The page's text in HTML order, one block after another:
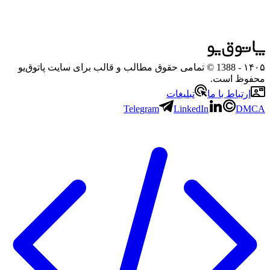
۱۴۰۵
- 1388 © تمامی حقوق مطالب و قالب برای سایت پاتوق‌یو
محفوظ است.
ارتباط با ما
تبلیغات
Telegram
LinkedIn DMCA